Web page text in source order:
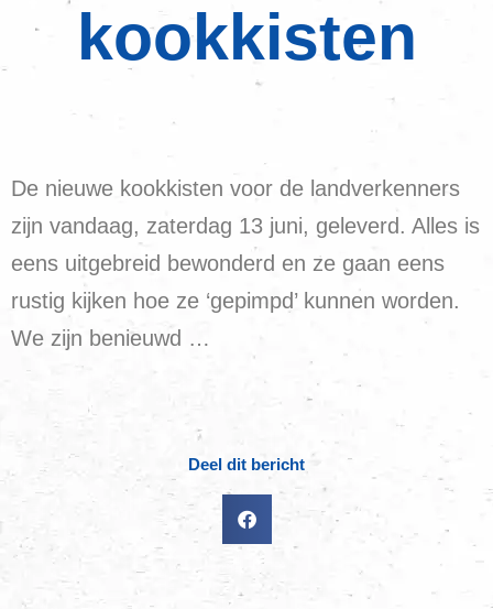
kookkisten
De nieuwe kookkisten voor de landverkenners
zijn vandaag, zaterdag 13 juni, geleverd. Alles is
eens uitgebreid bewonderd en ze gaan eens
rustig kijken hoe ze ‘gepimpd’ kunnen worden.
We zijn benieuwd …
Deel dit bericht